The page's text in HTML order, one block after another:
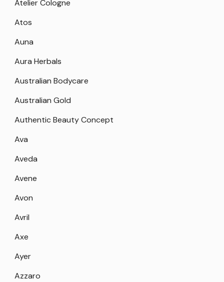
Atelier Cologne
Atos
Auna
Aura Herbals
Australian Bodycare
Australian Gold
Authentic Beauty Concept
Ava
Aveda
Avene
Avon
Avril
Axe
Ayer
Azzaro